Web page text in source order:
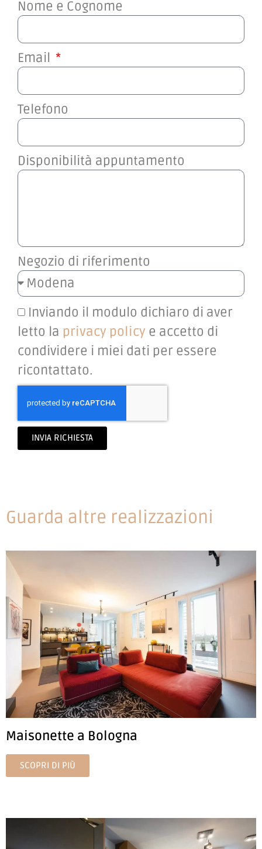
Nome e Cognome
Email
Telefono
Disponibilità appuntamento
Negozio di riferimento
Inviando il modulo dichiaro di aver
letto la privacy policy e accetto di
condividere i miei dati per essere
ricontattato.
INVIA RICHIESTA
Guarda altre realizzazioni
Maisonette a Bologna
SCOPRI DI PIÙ